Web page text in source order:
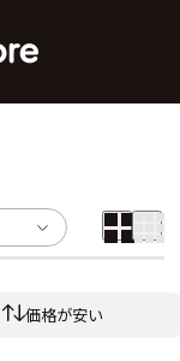
価格が安い